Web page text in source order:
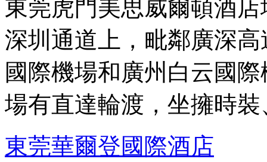
東莞虎門美思威爾頓酒
深圳通道上，毗鄰廣深
國際機場和廣州白云國
場有直達輪渡，坐擁時
東莞華爾登國際酒店